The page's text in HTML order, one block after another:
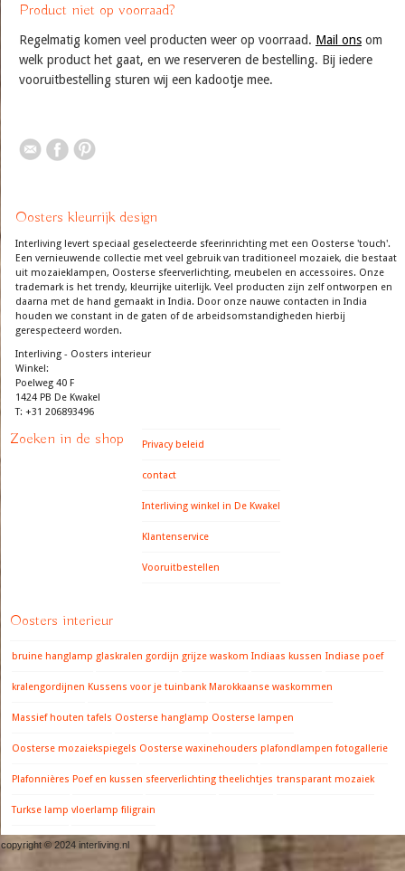
Product niet op voorraad?
Regelmatig komen veel producten weer op voorraad. Mail ons om
welk product het gaat, en we reserveren de bestelling. Bij iedere
vooruitbestelling sturen wij een kadootje mee.
Oosters kleurrijk design
Interliving levert speciaal geselecteerde sfeerinrichting met een Oosterse 'touch'.
Een vernieuwende collectie met veel gebruik van traditioneel mozaiek, die bestaat
uit mozaieklampen, Oosterse sfeerverlichting, meubelen en accessoires. Onze
trademark is het trendy, kleurrijke uiterlijk. Veel producten zijn zelf ontworpen en
daarna met de hand gemaakt in India. Door onze nauwe contacten in India
houden we constant in de gaten of de arbeidsomstandigheden hierbij
gerespecteerd worden.
Interliving - Oosters interieur
Winkel:
Poelweg 40 F
1424 PB De Kwakel
T: +31 206893496
Zoeken in de shop Privacy beleid
contact
Interliving winkel in De Kwakel
Klantenservice
Vooruitbestellen
Oosters interieur
bruine hanglamp glaskralen gordijn grijze waskom Indiaas kussen Indiase poef
kralengordijnen Kussens voor je tuinbank Marokkaanse waskommen
Massief houten tafels Oosterse hanglamp Oosterse lampen
Oosterse mozaiekspiegels Oosterse waxinehouders plafondlampen fotogallerie
Plafonnières Poef en kussen sfeerverlichting theelichtjes transparant mozaiek
Turkse lamp vloerlamp filigrain
copyright © 2024 interliving.nl